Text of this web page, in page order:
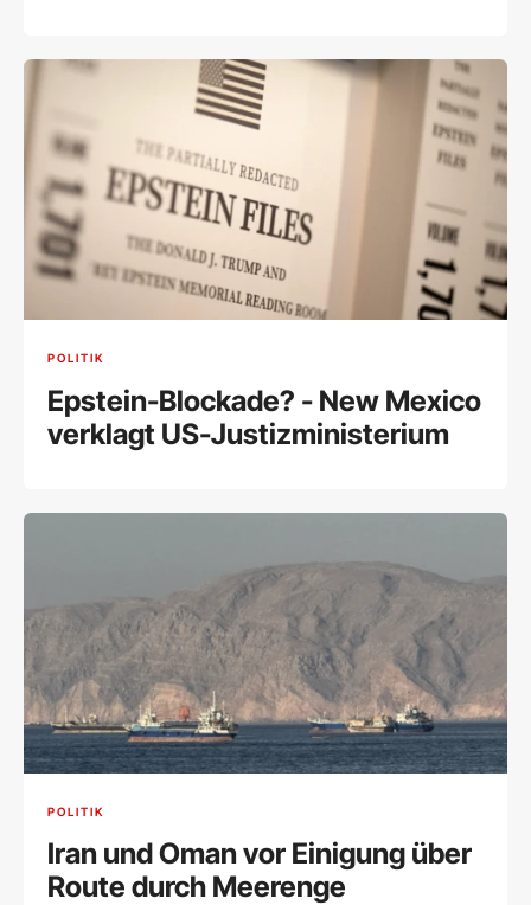
POLITIK
Epstein-Blockade? - New Mexico
verklagt US-Justizministerium
POLITIK
Iran und Oman vor Einigung über
Route durch Meerenge